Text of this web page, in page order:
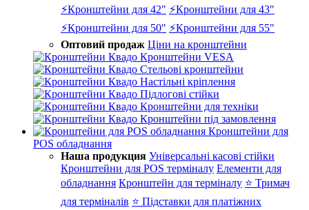
⚡Кронштейни для 42" ⚡Кронштейни для 43"
⚡Кронштейни для 50" ⚡Кронштейни для 55"
Оптовий продаж Ціни на кронштейни
Кронштейни VESA
Стельові кронштейни
Настільні кріплення
Підлогові стійки
Кронштейни для техніки
Кронштейни під замовлення
Кронштейни для
POS обладнання
Наша продукция Універсальні касові стійки
Кронштейни для POS терміналу Елементи для
обладнання Кронштейн для терміналу ⭐ Тримач
для терміналів ⭐ Підставки для платіжних